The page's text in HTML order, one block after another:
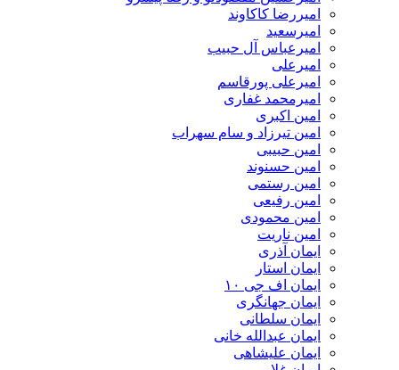
امیررضا کاکاوند
امیرسعید
امیرعباس آل حبیب
امیرعلی
امیرعلی پورقاسم
امیرمحمد غفاری
امین اکبری
امین تیرزاد و سام سهراب
امین حبیبی
امین حسنوند
امین رستمی
امین رفیعی
امین محمودی
امین ناریت
ایمان آذری
ایمان استار
ایمان اف جی ۱۰
ایمان جهانگری
ایمان سلطانی
ایمان عبدالله خانی
ایمان علیشاهی